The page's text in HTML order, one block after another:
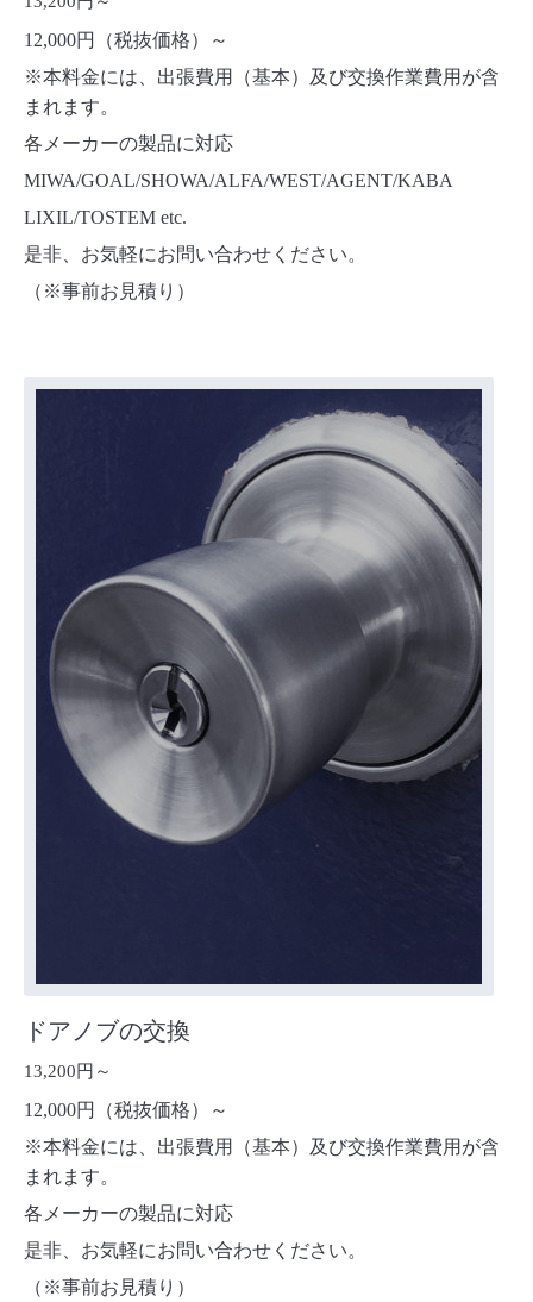
12,000円（税抜価格）～
※本料金には、出張費用（基本）及び交換作業費用が含
まれます。
各メーカーの製品に対応
MIWA/GOAL/SHOWA/ALFA/WEST/AGENT/KABA
LIXIL/TOSTEM etc.
是非、お気軽にお問い合わせください。
（※事前お見積り）
ドアノブの交換
13,200円～
12,000円（税抜価格）～
※本料金には、出張費用（基本）及び交換作業費用が含
まれます。
各メーカーの製品に対応
是非、お気軽にお問い合わせください。
（※事前お見積り）